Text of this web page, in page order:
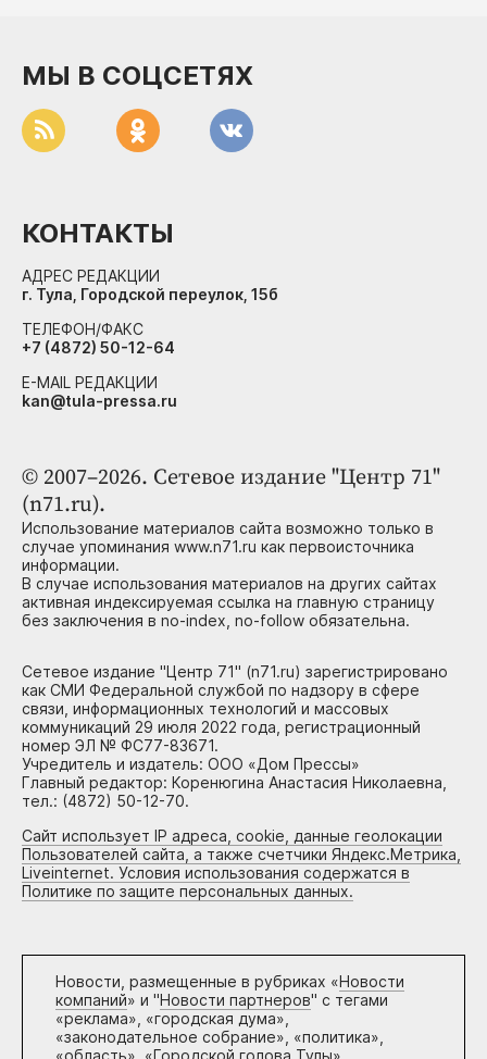
© 2007–2026. Сетевое издание "Центр 71"
(n71.ru).
Использование материалов сайта возможно только в
случае упоминания www.n71.ru как первоисточника
информации.
В случае использования материалов на других сайтах
активная индексируемая ссылка на главную страницу
без заключения в no-index, no-follow обязательна.
Сетевое издание "Центр 71" (n71.ru) зарегистрировано
как СМИ Федеральной службой по надзору в сфере
связи, информационных технологий и массовых
коммуникаций 29 июля 2022 года, регистрационный
номер ЭЛ № ФС77-83671.
Учредитель и издатель: ООО «Дом Прессы»
Главный редактор: Коренюгина Анастасия Николаевна,
тел.: (4872) 50-12-70.
Сайт использует IP адреса, cookie, данные геолокации
Пользователей сайта, а также счетчики Яндекс.Метрика,
Liveinternet. Условия использования содержатся в
Политике по защите персональных данных.
Новости, размещенные в рубриках «Новости
компаний» и "Новости партнеров" с тегами
«реклама», «городская дума»,
«законодательное собрание», «политика»,
«область», «Городской голова Тулы»
МЫ В СОЦСЕТЯХ
КОНТАКТЫ
АДРЕС РЕДАКЦИИ
г. Тула, Городской переулок, 15б
ТЕЛЕФОН/ФАКС
+7 (4872) 50-12-64
E-MAIL РЕДАКЦИИ
kan@tula-pressa.ru